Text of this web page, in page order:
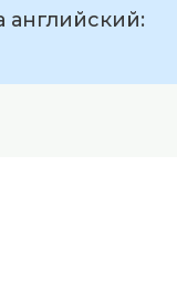
английский: